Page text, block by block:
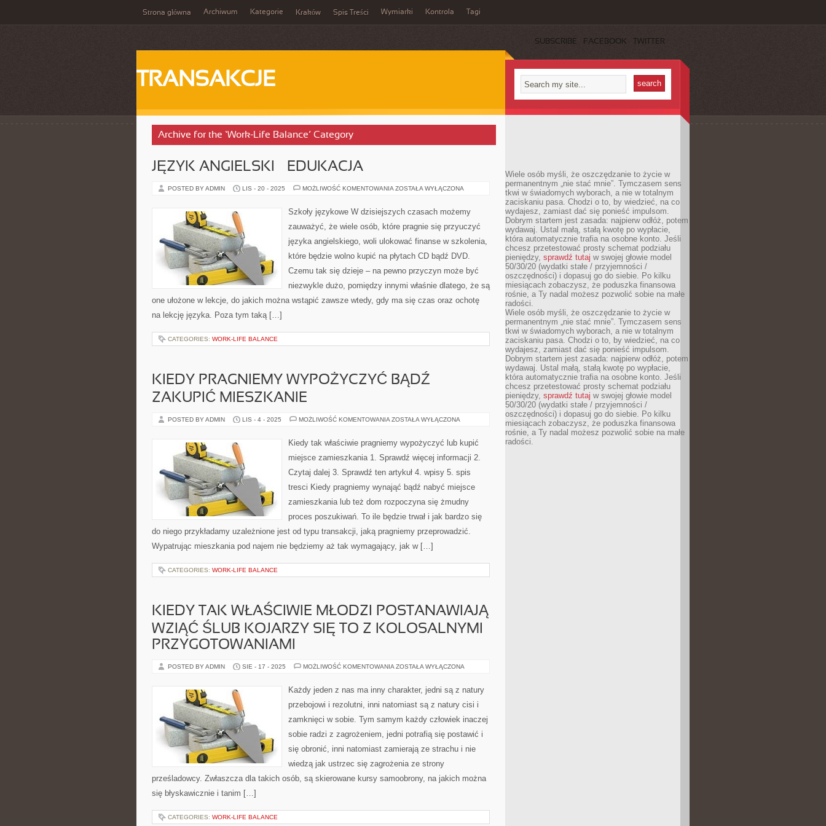
Strona główna Archiwum Kategorie Kraków Spis Treści Wymiarki Kontrola Tagi
SUBSCRIBE FACEBOOK TWITTER
TRANSAKCJE
Archive for the ‘Work-Life Balance’ Category
JĘZYK ANGIELSKI – EDUKACJA
POSTED BY ADMIN LIS - 20 - 2025 MOŻLIWOŚĆ KOMENTOWANIA JĘZYK
EDUKACJA
ZOSTAŁA WYŁĄCZONA
Szkoły językowe W dzisiejszych czasach możemy
zauważyć, że wiele osób, które pragnie się przyuczyć
języka angielskiego, woli ulokować finanse w szkolenia,
które będzie wolno kupić na płytach CD bądź DVD.
Czemu tak się dzieje – na pewno przyczyn może być
niezwykle dużo, pomiędzy innymi właśnie dlatego, że są
one ułożone w lekcje, do jakich można wstąpić zawsze wtedy, gdy ma się czas oraz ochotę
na lekcję języka. Poza tym taką […]
CATEGORIES: WORK-LIFE BALANCE
KIEDY PRAGNIEMY WYPOŻYCZYĆ BĄDŹ
ZAKUPIĆ MIESZKANIE
POSTED BY ADMIN LIS - 4 - 2025 MOŻLIWOŚĆ KOMENTOWANIA KIEDY
ZAKUPIĆ
ZOSTAŁA WYŁĄCZONA
Kiedy tak właściwie pragniemy wypożyczyć lub kupić
miejsce zamieszkania 1. Sprawdź więcej informacji 2.
Czytaj dalej 3. Sprawdź ten artykuł 4. wpisy 5. spis
tresci Kiedy pragniemy wynająć bądź nabyć miejsce
zamieszkania lub też dom rozpoczyna się żmudny
proces poszukiwań. To ile będzie trwał i jak bardzo się
do niego przykładamy uzależnione jest od typu transakcji, jaką pragniemy przeprowadzić.
Wypatrując mieszkania pod najem nie będziemy aż tak wymagający, jak w […]
CATEGORIES: WORK-LIFE BALANCE
KIEDY TAK WŁAŚCIWIE MŁODZI POSTANAWIAJĄ
WZIĄĆ ŚLUB KOJARZY SIĘ TO Z KOLOSALNYMI
PRZYGOTOWANIAMI
POSTED BY ADMIN SIE - 17 - 2025 MOŻLIWOŚĆ KOMENTOWANIA KIEDY
MŁODZI
POSTANAWIAJĄ
ŚLUB
SIĘ
Z
KOLOSALNYMI
PRZYGOTOWANIAMI
ZOSTAŁA WYŁĄCZONA
Każdy jeden z nas ma inny charakter, jedni są z natury
przebojowi i rezolutni, inni natomiast są z natury cisi i
zamknięci w sobie. Tym samym każdy człowiek inaczej
sobie radzi z zagrożeniem, jedni potrafią się postawić i
się obronić, inni natomiast zamierają ze strachu i nie
wiedzą jak ustrzec się zagrożenia ze strony
prześladowcy. Zwłaszcza dla takich osób, są skierowane kursy samoobrony, na jakich można
się błyskawicznie i tanim […]
CATEGORIES: WORK-LIFE BALANCE
Wiele osób myśli, że oszczędzanie to życie w
permanentnym „nie stać mnie”. Tymczasem sens
tkwi w świadomych wyborach, a nie w totalnym
zaciskaniu pasa. Chodzi o to, by wiedzieć, na co
wydajesz, zamiast dać się ponieść impulsom.
Dobrym startem jest zasada: najpierw odłóż, potem
wydawaj. Ustal małą, stałą kwotę po wypłacie,
która automatycznie trafia na osobne konto. Jeśli
chcesz przetestować prosty schemat podziału
pieniędzy, sprawdź tutaj w swojej głowie model
50/30/20 (wydatki stałe / przyjemności /
oszczędności) i dopasuj go do siebie. Po kilku
miesiącach zobaczysz, że poduszka finansowa
rośnie, a Ty nadal możesz pozwolić sobie na małe
radości.
Wiele osób myśli, że oszczędzanie to życie w
permanentnym „nie stać mnie”. Tymczasem sens
tkwi w świadomych wyborach, a nie w totalnym
zaciskaniu pasa. Chodzi o to, by wiedzieć, na co
wydajesz, zamiast dać się ponieść impulsom.
Dobrym startem jest zasada: najpierw odłóż, potem
wydawaj. Ustal małą, stałą kwotę po wypłacie,
która automatycznie trafia na osobne konto. Jeśli
chcesz przetestować prosty schemat podziału
pieniędzy, sprawdź tutaj w swojej głowie model
50/30/20 (wydatki stałe / przyjemności /
oszczędności) i dopasuj go do siebie. Po kilku
miesiącach zobaczysz, że poduszka finansowa
rośnie, a Ty nadal możesz pozwolić sobie na małe
radości.